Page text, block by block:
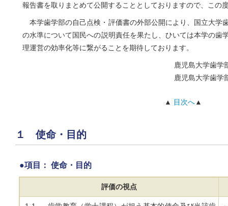
報告書を取りまとめて公開することとしておりますので、この
本学歯学部の自己点検・評価書の外部公開により、国立大学
の水準について国民への説明責任を果たし、ひいては本学の歯
理運営の効率化等に繋がることを期待しております。
鹿児島大学歯
鹿児島大学歯
▲ 目次へ▲
１ 使命・目的
●項目： 使命・目的
評価の視点